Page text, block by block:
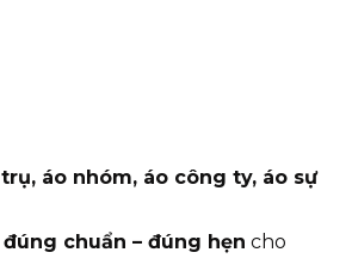
áo nhóm, áo công ty, áo sự
đúng chuẩn – đúng hẹn cho